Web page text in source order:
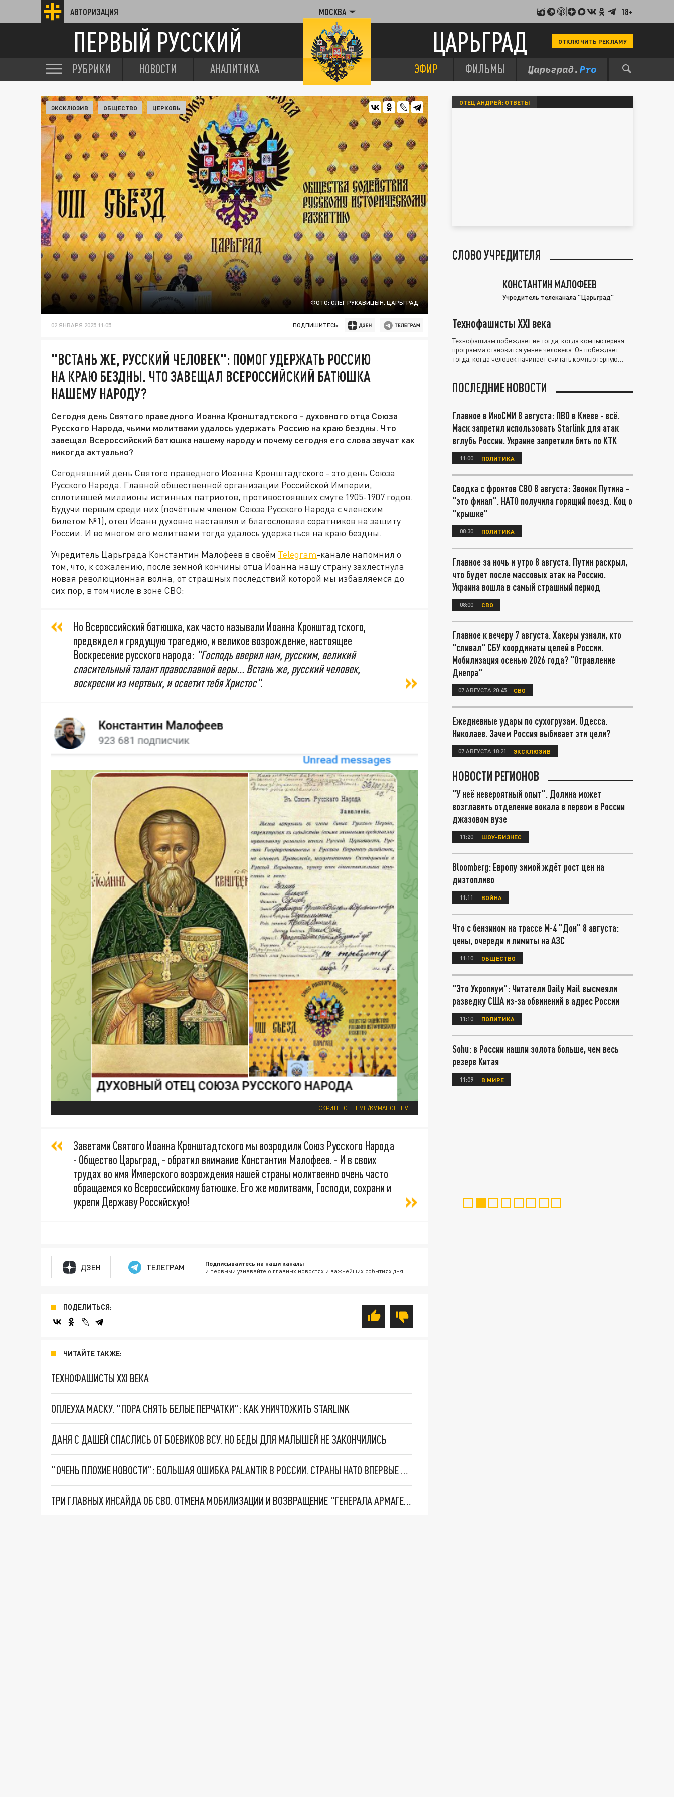
АВТОРИЗАЦИЯ МОСКВА 18+
ПЕРВЫЙ РУССКИЙ ЦАРЬГРАД ОТКЛЮЧИТЬ РЕКЛАМУ
РУБРИКИ НОВОСТИ АНАЛИТИКА ЭФИР ФИЛЬМЫ
ФОТО: ОЛЕГ РУКАВИЦЫН. ЦАРЬГРАД
ЭКСКЛЮЗИВ ОБЩЕСТВО ЦЕРКОВЬ
02 ЯНВАРЯ 2025 11:05 ПОДПИШИТЕСЬ:
"ВСТАНЬ ЖЕ, РУССКИЙ ЧЕЛОВЕК": ПОМОГ УДЕРЖАТЬ РОССИЮ
НА КРАЮ БЕЗДНЫ. ЧТО ЗАВЕЩАЛ ВСЕРОССИЙСКИЙ БАТЮШКА
НАШЕМУ НАРОДУ?
Сегодня день Святого праведного Иоанна Кронштадтского - духовного отца Союза
Русского Народа, чьими молитвами удалось удержать Россию на краю бездны. Что
завещал Всероссийский батюшка нашему народу и почему сегодня его слова звучат как
никогда актуально?
Сегодняшний день Святого праведного Иоанна Кронштадтского - это день Союза
Русского Народа. Главной общественной организации Российской Империи,
сплотившей миллионы истинных патриотов, противостоявших смуте 1905-1907 годов.
Будучи первым среди них (почётным членом Союза Русского Народа с членским
билетом №1), отец Иоанн духовно наставлял и благословлял соратников на защиту
России. И во многом его молитвами тогда удалось удержаться на краю бездны.
Учредитель Царьграда Константин Малофеев в своём Telegram-канале напомнил о
том, что, к сожалению, после земной кончины отца Иоанна нашу страну захлестнула
новая революционная волна, от страшных последствий которой мы избавляемся до
сих пор, в том числе в зоне СВО:
Но Всероссийский батюшка, как часто называли Иоанна Кронштадтского,
предвидел и грядущую трагедию, и великое возрождение, настоящее
Воскресение русского народа: "Господь вверил нам, русским, великий
спасительный талант православной веры... Встань же, русский человек,
воскресни из мертвых, и осветит тебя Христос".
СКРИНШОТ: T.ME/KVMALOFEEV
Заветами Святого Иоанна Кронштадтского мы возродили Союз Русского Народа
- Общество Царьград, - обратил внимание Константин Малофеев. - И в своих
трудах во имя Имперского возрождения нашей страны молитвенно очень часто
обращаемся ко Всероссийскому батюшке. Его же молитвами, Господи, сохрани и
укрепи Державу Российскую!
ДЗЕН ТЕЛЕГРАМ Подписывайтесь на наши каналы
и первыми узнавайте о главных новостях и важнейших событиях дня.
ПОДЕЛИТЬСЯ:
ЧИТАЙТЕ ТАКЖЕ:
ТЕХНОФАШИСТЫ XXI ВЕКА
ОПЛЕУХА МАСКУ. "ПОРА СНЯТЬ БЕЛЫЕ ПЕРЧАТКИ": КАК УНИЧТОЖИТЬ STARLINK
ДАНЯ С ДАШЕЙ СПАСЛИСЬ ОТ БОЕВИКОВ ВСУ. НО БЕДЫ ДЛЯ МАЛЫШЕЙ НЕ ЗАКОНЧИЛИСЬ
"ОЧЕНЬ ПЛОХИЕ НОВОСТИ": БОЛЬШАЯ ОШИБКА PALANTIR В РОССИИ. СТРАНЫ НАТО ВПЕРВЫЕ ЗА СВО ОСТАНОВИЛИ ПОСТАВКИ ОРУЖИЯ. ВСУ ТЕРЯЮТ ПРИГРАНИЧЬЕ?
ТРИ ГЛАВНЫХ ИНСАЙДА ОБ СВО. ОТМЕНА МОБИЛИЗАЦИИ И ВОЗВРАЩЕНИЕ "ГЕНЕРАЛА АРМАГЕДДОНА"? ОТЛИЧНЫЕ НОВОСТИ, КОТОРЫЕ ЖДАЛИ ВСЕ
ОТЕЦ АНДРЕЙ: ОТВЕТЫ
СЛОВО УЧРЕДИТЕЛЯ
КОНСТАНТИН МАЛОФЕЕВ
Учредитель телеканала "Царьград"
Технофашисты XXI века
Технофашизм побеждает не тогда, когда компьютерная
программа становится умнее человека. Он побеждает
тогда, когда человек начинает считать компьютерную
ПОСЛЕДНИЕ НОВОСТИ
Главное в ИноСМИ 8 августа: ПВО в Киеве - всё.
Маск запретил использовать Starlink для атак
вглубь России. Украине запретили бить по КТК
11:00 ПОЛИТИКА
Сводка с фронтов СВО 8 августа: Звонок Путина –
"это финал". НАТО получила горящий поезд. Коц о
"крышке"
08:30 ПОЛИТИКА
Главное за ночь и утро 8 августа. Путин раскрыл,
что будет после массовых атак на Россию.
Украина вошла в самый страшный период
08:00 СВО
Главное к вечеру 7 августа. Хакеры узнали, кто
"сливал" СБУ координаты целей в России.
Мобилизация осенью 2026 года? "Отравление
Днепра"
07 АВГУСТА 20:45 СВО
Ежедневные удары по сухогрузам. Одесса.
Николаев. Зачем Россия выбивает эти цели?
07 АВГУСТА 18:21 ЭКСКЛЮЗИВ
НОВОСТИ РЕГИОНОВ
"У неё невероятный опыт". Долина может
возглавить отделение вокала в первом в России
джазовом вузе
11:20 ШОУ-БИЗНЕС
Bloomberg: Европу зимой ждёт рост цен на
дизтопливо
11:11 ВОЙНА
Что с бензином на трассе М-4 "Дон" 8 августа:
цены, очереди и лимиты на АЗС
11:10 ОБЩЕСТВО
"Это Укропиум": Читатели Daily Mail высмеяли
разведку США из-за обвинений в адрес России
11:10 ПОЛИТИКА
Sohu: в России нашли золота больше, чем весь
резерв Китая
11:09 В МИРЕ